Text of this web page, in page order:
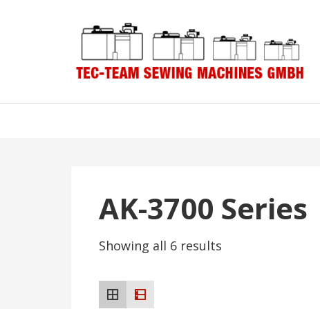
navigation
AK-3700 Series
Showing all 6 results